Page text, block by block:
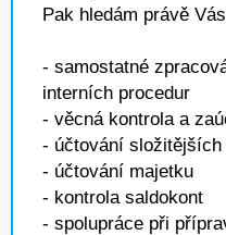
Pak hledám právě
- samostatné
interních procedur
- věcná kontrola a
- účtování
- účtování majetku
- kontrola saldokont
- spolupráce při